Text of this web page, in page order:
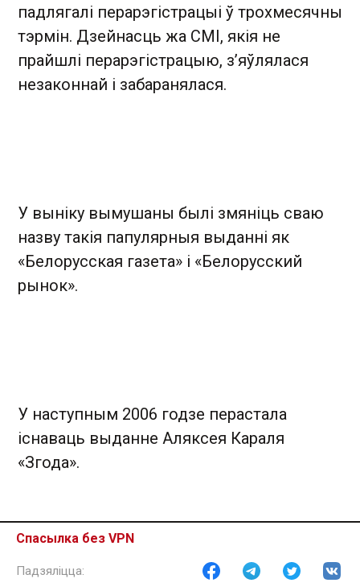
падлягалі перарэгістрацыі ў трохмесячны
тэрмін. Дзейнасць жа СМІ, якія не
прайшлі перарэгістрацыю, з’яўлялася
незаконнай і забаранялася.
У выніку вымушаны былі змяніць сваю
назву такія папулярныя выданні як
«Белорусская газета» і «Белорусский
рынок».
У наступным 2006 годзе перастала
існаваць выданне Аляксея Караля
«Згода».
Спасылка без VPN